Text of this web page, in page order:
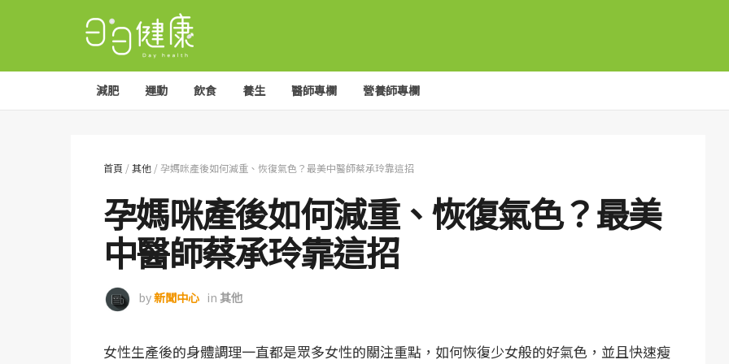
減肥 運動 飲食 養生 醫師專欄 營養師專欄
首頁 /其他 /孕媽咪產後如何減重、恢復氣色？最美中醫師蔡承玲靠這招
孕媽咪產後如何減重、恢復氣色？最美
中醫師蔡承玲靠這招
by新聞中心 in 其他
女性生產後的身體調理一直都是眾多女性的關注重點，如何恢復少女般的好氣色，並且快速瘦